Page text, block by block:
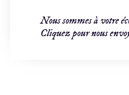
Nous sommes à votre
Cliquez pour nous